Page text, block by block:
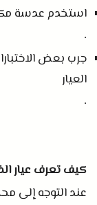
استخدم عدسة
.
جرب بعض
العيار
.
كيف تعرف عيار
عند التوجه إلى